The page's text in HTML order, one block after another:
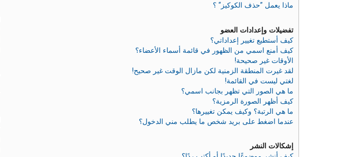
ماذا يعمل ”حذف الكوكيز“ ؟
تفضيلات وإعدادات العضو
كيف أستطيع تغيير إعداداتي؟
كيف أمنع اسمي من الظهور في قائمة أسماء الأعضاء؟
الأوقات غير صحيحة!
لقد غيرت المنطقة الزمنية لكن مازال الوقت غير صحيح!
لغتي ليست في القائمة!
ما هي الصور التي تظهر بجانب اسمي؟
كيف أظهر الصورة الرمزية؟
ما هي الرتبة؟ وكيف يمكن تغييرها؟
عندما اضغط على بريد شخص ما يطلب مني الدخول؟
إشكالات النشر